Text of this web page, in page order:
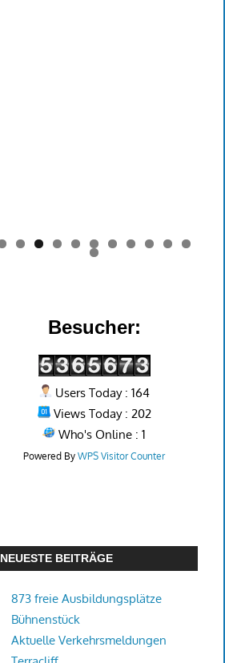
0 1
2
Besucher:
Users Today : 164
Views Today : 202
Who's Online : 1
Powered ByWPS Visitor Counter
NEUESTE BEITRÄGE
873 freie Ausbildungsplätze
Bühnenstück
Aktuelle Verkehrsmeldungen